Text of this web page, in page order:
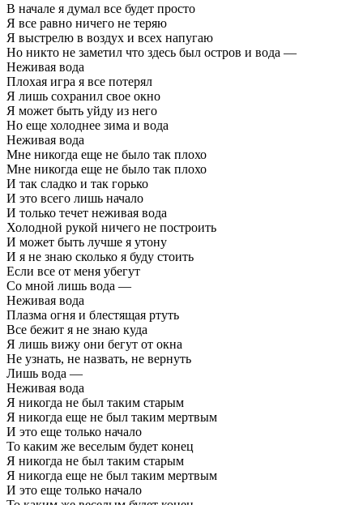
В начале я думал все будет просто
Я все равно ничего не теряю
Я выстрелю в воздух и всех напугаю
Но никто не заметил что здесь был остров и вода —
Неживая вода
Плохая игра я все потерял
Я лишь сохранил свое окно
Я может быть уйду из него
Но еще холоднее зима и вода
Неживая вода
Мне никогда еще не было так плохо
Мне никогда еще не было так плохо
И так сладко и так горько
И это всего лишь начало
И только течет неживая вода
Холодной рукой ничего не построить
И может быть лучше я утону
И я не знаю сколько я буду стоить
Если все от меня убегут
Со мной лишь вода —
Неживая вода
Плазма огня и блестящая ртуть
Все бежит я не знаю куда
Я лишь вижу они бегут от окна
Не узнать, не назвать, не вернуть
Лишь вода —
Неживая вода
Я никогда не был таким старым
Я никогда еще не был таким мертвым
И это еще только начало
То каким же веселым будет конец
Я никогда не был таким старым
Я никогда еще не был таким мертвым
И это еще только начало